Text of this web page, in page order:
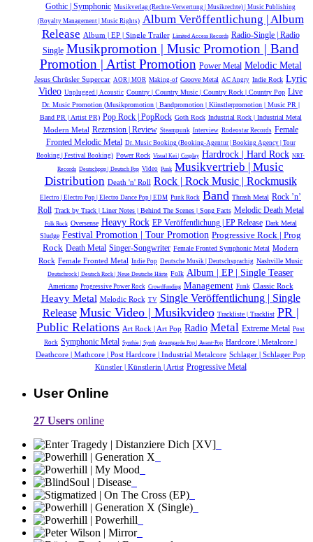
Gothic | Symphonic Musikverlag (Rechte-Verwertung | Musikrechte) | Music Publishing
(Royalty Management | Music Rights) Album Veröffentlichung | Album
Release Album | EP | Single Trailer Limited Access Records Radio-Single | Radio
Single Musikpromotion | Music Promotion | Band
Promotion | Artist Promotion Power Metal Melodic Metal
Jesus Chrüsler Supercar AOR | MOR Making-of Groove Metal AC Angry Indie Rock Lyric
Video Unplugged | Acoustic Country | Country Music | Country Rock | Country Pop Live
Dr. Music Promotion (Musikpromotion | Bandpromotion | Künstlerpromotion | Music PR |
Band PR | Artist PR) Pop Rock | PopRock Goth Rock Industrial Rock | Industrial Metal
Modern Metal Rezension | Review Steampunk Interview Rodeostar Records Female
Fronted Melodic Metal Dr. Music Booking (Booking-Agentur | Booking Agency | Tour
Booking | Festival Booking) Power Rock Visual Kei | Cosplay Hardrock | Hard Rock NRT-
Records Deutschpop | Deutsch Pop Video Punk Musikvertrieb | Music
Distribution Death 'n' Roll Rock | Rock Music | Rockmusik
Electro | Electro Pop | Electro Dance Pop | EDM Punk Rock Band Thrash Metal Rock ’n’
Roll Track by Track | Liner Notes | Behind The Scenes | Song Facts Melodic Death Metal
Folk Rock Oversense Heavy Rock EP Veröffentlichung | EP Release Dark Metal
Sludge Festival Promotion | Tour Promotion Progressive Rock | Prog
Rock
Death Metal Singer-Songwriter Female Fronted Symphonic Metal Modern
Rock Female Fronted Metal Indie Pop Deutsche Musik |‎ Deutschsprachig Nashville Music
Deutschrock | Deutsch Rock | Neue Deutsche Härte Folk Album | EP | Single Teaser
Americana Progressive Power Rock Crowdfunding Management Funk Classic Rock
Heavy Metal Melodic Rock TV Single Veröffentlichung | Single
Release Music Video | Musikvideo Trackliste | Tracklist PR |
Public Relations Art Rock | Art Pop Radio Metal Extreme Metal Post
Rock Symphonic Metal Synthie | Synth Avantgarde Pop | Avant-Pop Hardcore | Metalcore |
Deathcore | Mathcore | Post Hardcore | Industrial Metalcore Schlager | Schlager Pop
Künstler | Künstlerin | Artist Progressive Metal
User Online
27 Users online